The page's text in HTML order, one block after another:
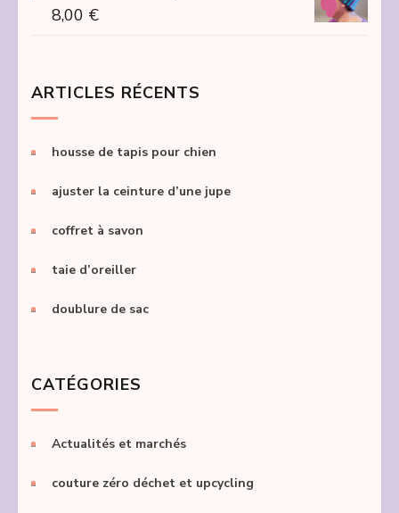
8,00 €
ARTICLES RÉCENTS
housse de tapis pour chien
ajuster la ceinture d’une jupe
coffret à savon
taie d’oreiller
doublure de sac
CATÉGORIES
Actualités et marchés
couture zéro déchet et upcycling